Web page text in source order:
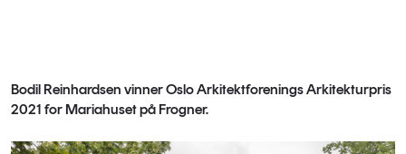
Bodil Reinhardsen vinner Oslo Arkitektforenings Arkitekturpris
2021 for Mariahuset på Frogner.